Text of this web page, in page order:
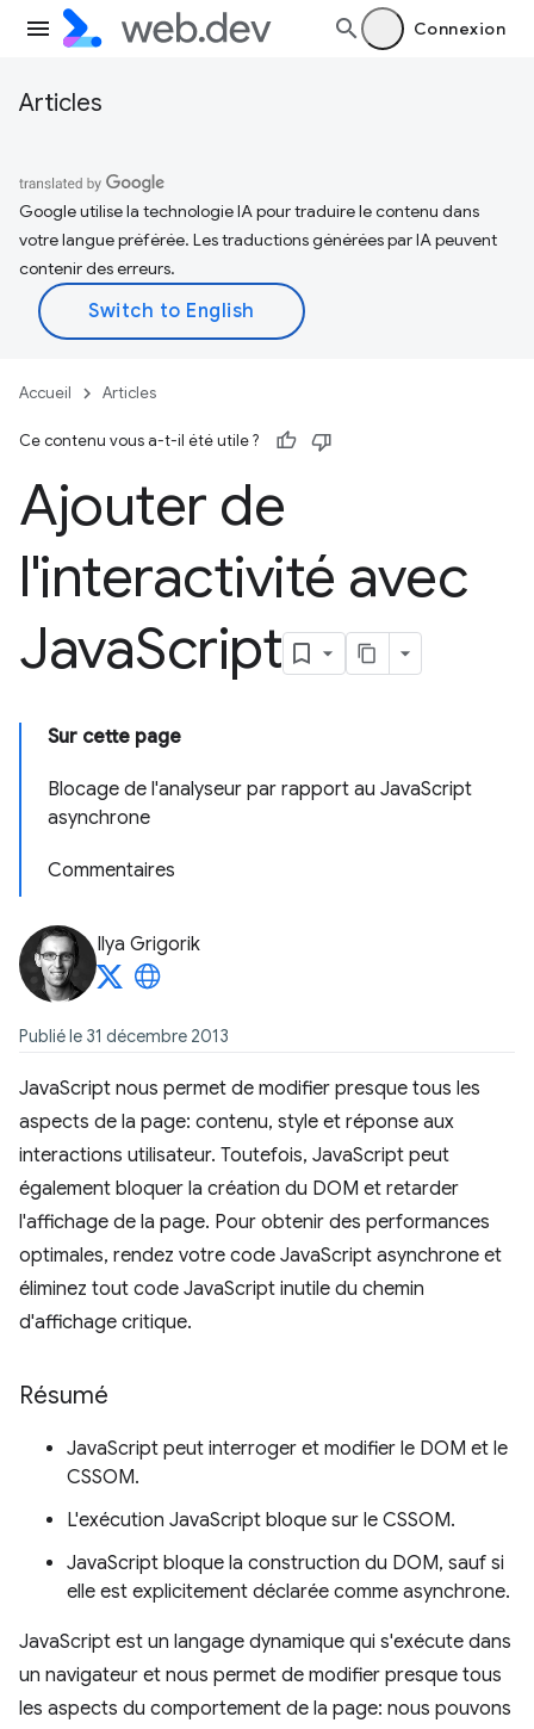
Connexion
Articles
Google utilise la technologie IA pour traduire le contenu dans
votre langue préférée. Les traductions générées par IA peuvent
contenir des erreurs.
Accueil Articles
Ce contenu vous a-t-il été utile ?
Ajouter de
l'interactivité avec
JavaScript
Sur cette page
Blocage de l'analyseur par rapport au JavaScript
asynchrone
Commentaires
Ilya Grigorik
Publié le 31 décembre 2013
JavaScript nous permet de modifier presque tous les
aspects de la page: contenu, style et réponse aux
interactions utilisateur. Toutefois, JavaScript peut
également bloquer la création du DOM et retarder
l'affichage de la page. Pour obtenir des performances
optimales, rendez votre code JavaScript asynchrone et
éliminez tout code JavaScript inutile du chemin
d'affichage critique.
Résumé
JavaScript peut interroger et modifier le DOM et le
CSSOM.
L'exécution JavaScript bloque sur le CSSOM.
JavaScript bloque la construction du DOM, sauf si
elle est explicitement déclarée comme asynchrone.
JavaScript est un langage dynamique qui s'exécute dans
un navigateur et nous permet de modifier presque tous
les aspects du comportement de la page: nous pouvons